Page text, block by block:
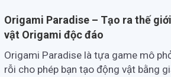
Origami Paradise – Tạo ra thế
vật Origami độc đáo
Origami Paradise là tựa game mô
rỗi cho phép bạn tạo động vật bằng